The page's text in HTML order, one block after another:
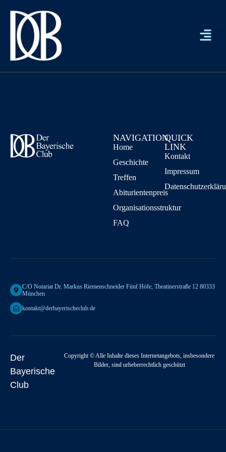
NAVIGATION
Home
Geschichte
Treffen
Abiturientenpreis
Organisationsstruktur
FAQ
QUICK
LINK
Kontakt
Impressum
C/o Notariat Dr. Markus Riemenschneider Fünf Höfe, Theatinerstraße 12 80333
München
kontakt@derbayerischeclub.de
Der
Bayerische
Club
Copyright © Alle Inhalte dieses Internetangebots, insbesondere
Bilder, sind urheberrechtlich geschützt